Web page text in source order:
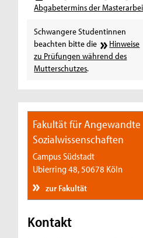
Abgabetermins der
Schwangere Studentinnen
beachten bitte die
Hinweise
zu Prüfungen während des
Mutterschutzes.
Fakultät für Angewandte
Sozialwissenschaften
Campus Südstadt
Ubierring 48, 50678 Köln
zur Fakultät
Kontakt